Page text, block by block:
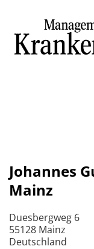
Johannes
Mainz
Duesbergweg 6
55128 Mainz
Deutschland